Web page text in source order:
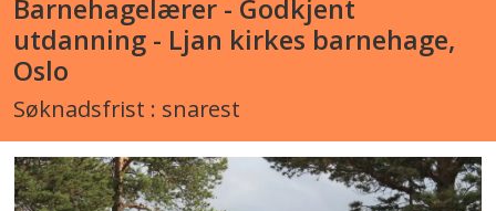
Barnehagelærer - Godkjent
utdanning - Ljan kirkes barnehage,
Oslo
Søknadsfrist : snarest